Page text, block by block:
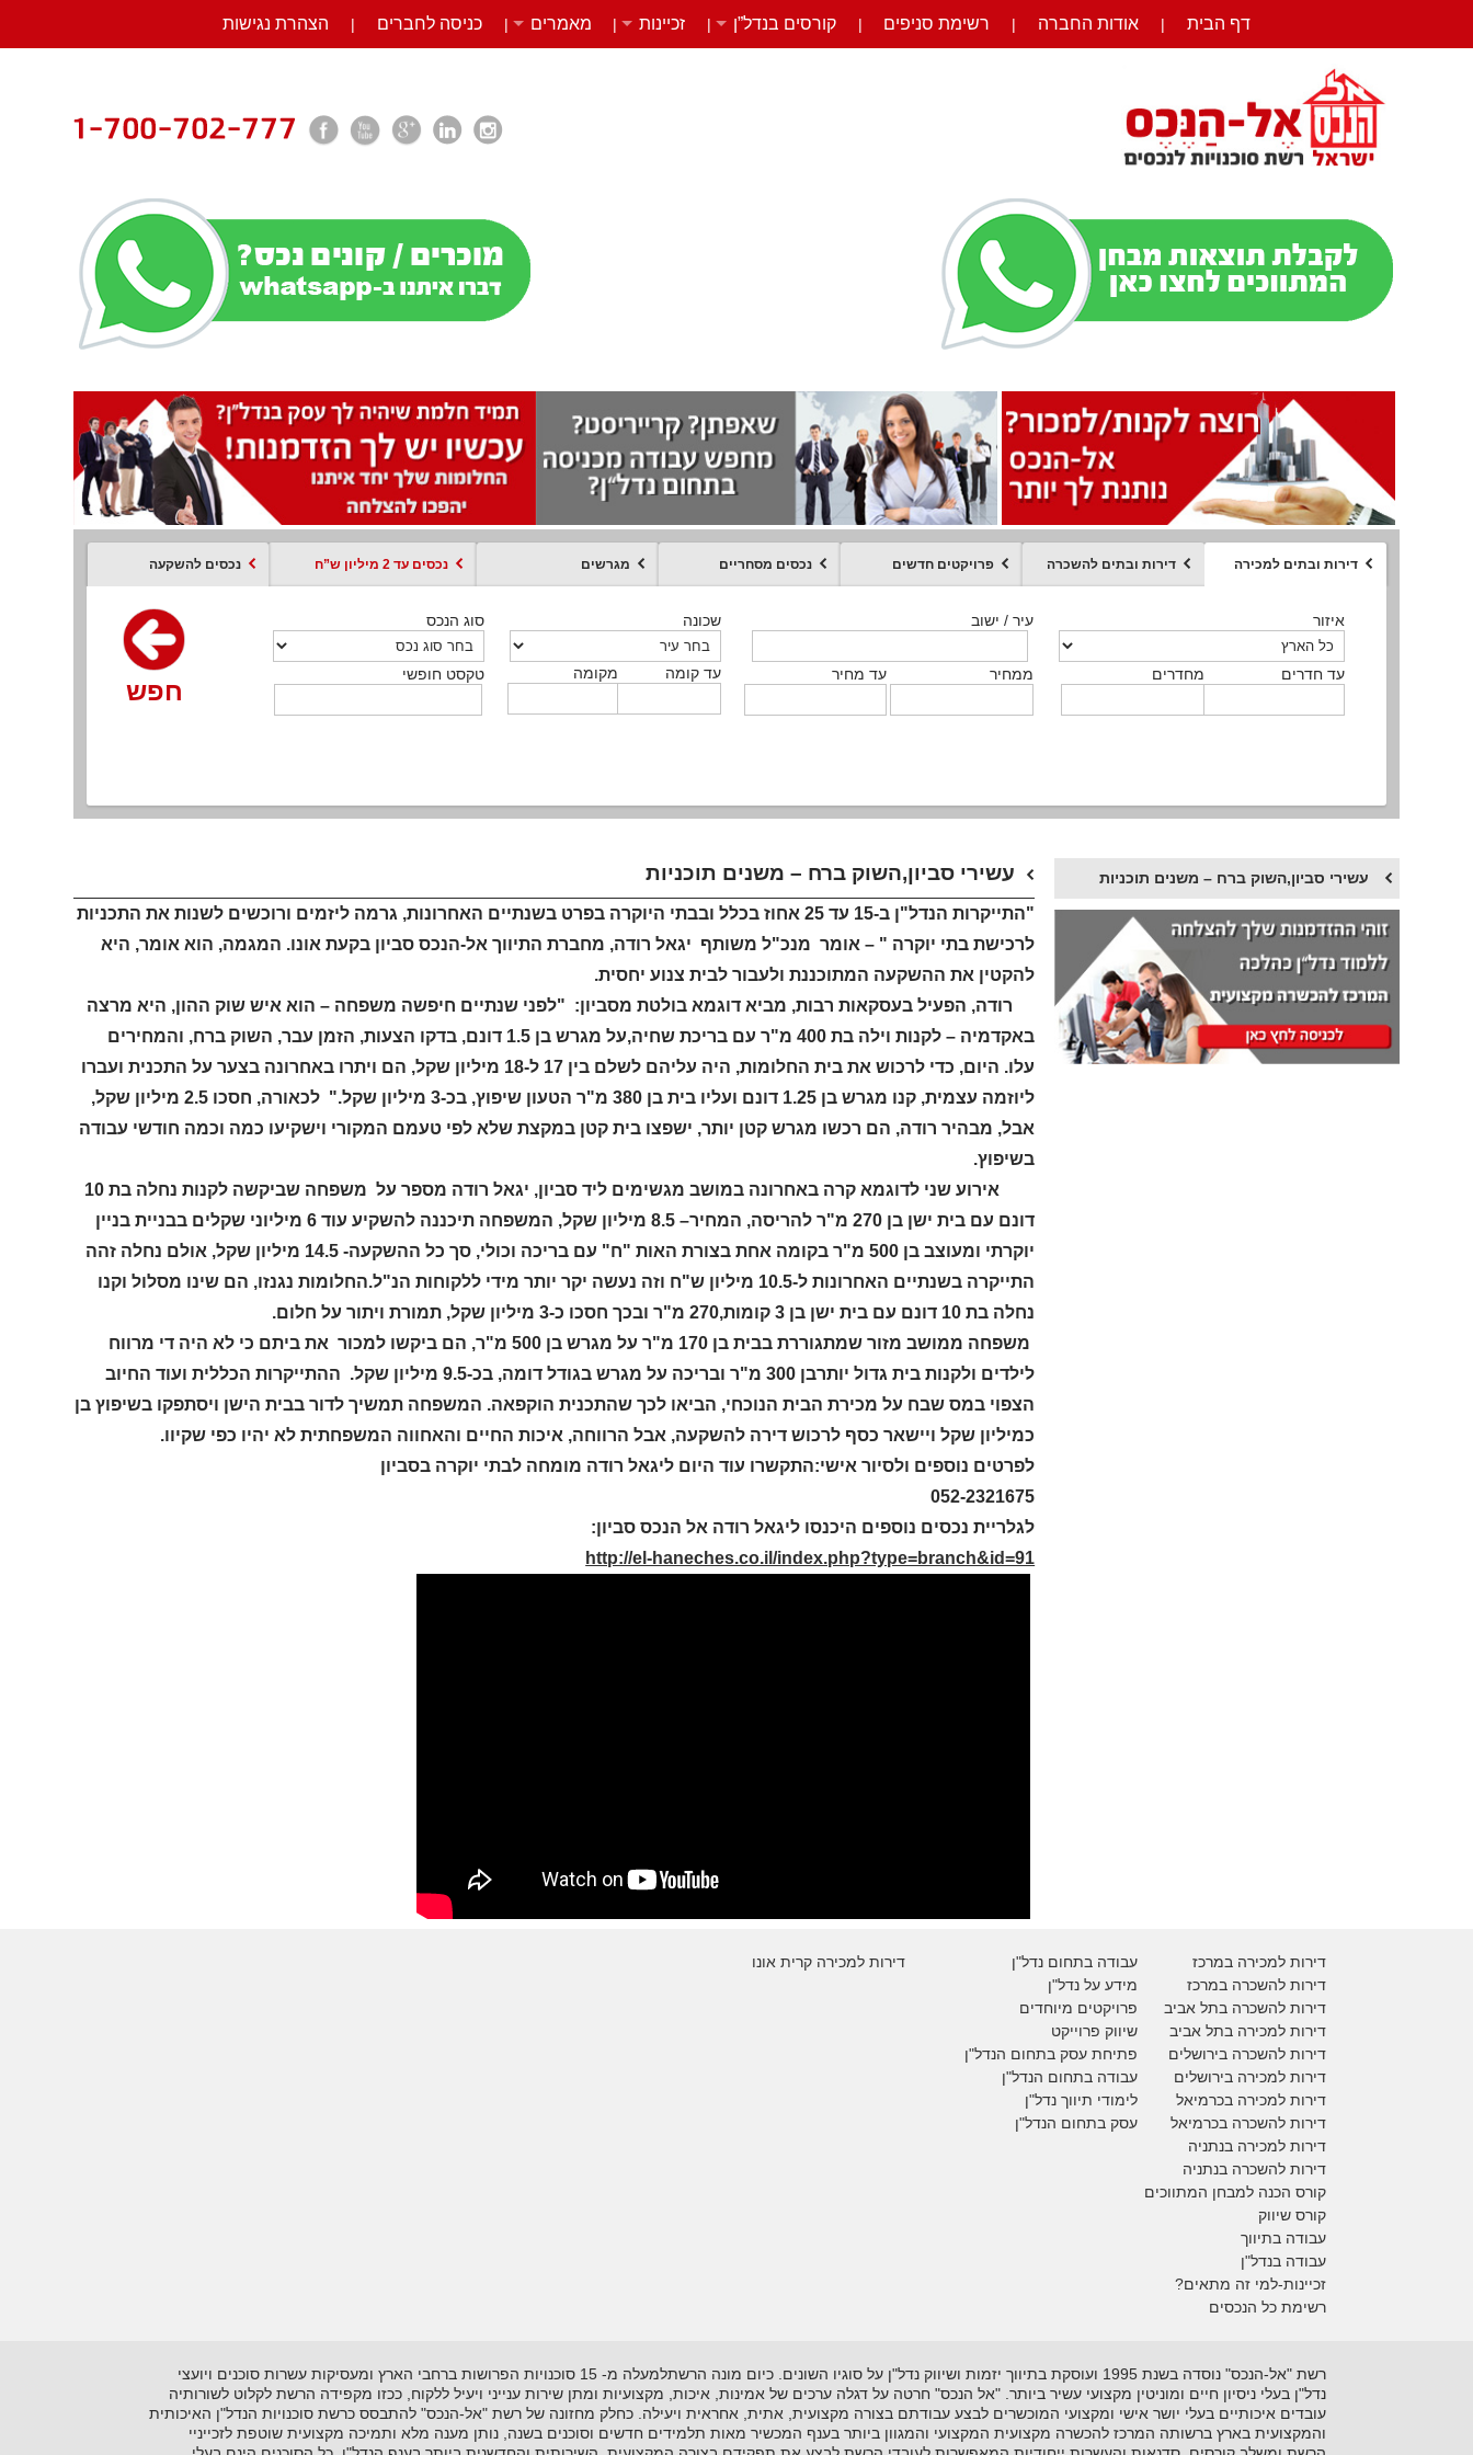
דף הבית | אודות החברה | רשימת סניפים | קורסים בנדל”ן | זכיינות | מאמרים | כניסה לחברים | הצהרת נגישות
דירות ובתים למכירה דירות ובתים להשכרה פרויקטים חדשים נכסים מסחריים מגרשים נכסים עד 2 מיליון ש”ח נכסים להשקעה
איזור
מחדרים עד חדרים
עיר / ישוב
ממחיר עד מחיר
שכונה
מקומה עד קומה
סוג הנכס
טקסט חופשי
חפש
איזור
מחדרים עד חדרים
עיר / ישוב
ממחיר עד מחיר
שכונה
מקומה עד קומה
סוג הנכס
טקסט חופשי
חפש
איזור
מחדרים עד חדרים
עיר / ישוב
ממחיר עד מחיר
שכונה
מקומה עד קומה
סוג הנכס
טקסט חופשי
חפש
איזור
סוג הנכס
עיר / ישוב
ממחיר עד מחיר
שכונה
מקומה עד קומה
סוג עסקה
טקסט חופשי
חפש
סוג הנכס ממחיר מקומה
חפש
איזור
מחדרים עד חדרים
עיר / ישוב
מקומה עד קומה
שכונה
טקסט חופשי
סוג הנכס
חפש
איזור
סוג הנכס
עיר / ישוב
ממחיר עד מחיר
שכונה
מקומה עד קומה
טקסט חופשי
חפש
עשירי סביון,השוק ברח – משנים תוכניות
"התייקרות הנדל"ן ב-15 עד 25 אחוז בכלל ובבתי היוקרה בפרט בשנתיים האחרונות, גרמה ליזמים ורוכשים לשנות את התכניות
לרכישת בתי יוקרה " – אומר מנכ"ל משותף יגאל רודה, מחברת התיווך אל-הנכס סביון בקעת אונו. המגמה, הוא אומר, היא
להקטין את ההשקעה המתוכננת ולעבור לבית צנוע יחסית.
רודה, הפעיל בעסקאות רבות, מביא דוגמא בולטת מסביון: "לפני שנתיים חיפשה משפחה – הוא איש שוק ההון, היא מרצה
באקדמיה – לקנות וילה בת 400 מ"ר עם בריכת שחיה,על מגרש בן 1.5 דונם, בדקו הצעות, הזמן עבר, השוק ברח, והמחירים
עלו. היום, כדי לרכוש את בית החלומות, היה עליהם לשלם בין 17 ל-18 מיליון שקל, הם ויתרו באחרונה בצער על התכנית ועברו
ליוזמה עצמית, קנו מגרש בן 1.25 דונם ועליו בית בן 380 מ"ר הטעון שיפוץ, בכ-3 מיליון שקל." לכאורה, חסכו 2.5 מיליון שקל,
אבל, מבהיר רודה, הם רכשו מגרש קטן יותר, ישפצו בית קטן במקצת שלא לפי טעמם המקורי וישקיעו כמה וכמה חודשי עבודה
בשיפוץ.
אירוע שני לדוגמא קרה באחרונה במושב מגשימים ליד סביון, יגאל רודה מספר על משפחה שביקשה לקנות נחלה בת 10
דונם עם בית ישן בן 270 מ"ר להריסה, המחיר– 8.5 מיליון שקל, המשפחה תיכננה להשקיע עוד 6 מיליוני שקלים בבניית בניין
יוקרתי ומעוצב בן 500 מ"ר בקומה אחת בצורת האות "ח" עם בריכה וכולי, סך כל ההשקעה- 14.5 מיליון שקל, אולם נחלה זהה
התייקרה בשנתיים האחרונות ל-10.5 מיליון ש"ח וזה נעשה יקר יותר מידי ללקוחות הנ"ל.החלומות נגנזו, הם שינו מסלול וקנו
נחלה בת 10 דונם עם בית ישן בן 3 קומות,270 מ"ר ובכך חסכו כ-3 מיליון שקל, תמורת ויתור על חלום.
משפחה ממושב מזור שמתגוררת בבית בן 170 מ"ר על מגרש בן 500 מ"ר, הם ביקשו למכור את ביתם כי לא היה די מרווח
לילדים ולקנות בית גדול יותרבן 300 מ"ר ובריכה על מגרש בגודל דומה, בכ-9.5 מיליון שקל. ההתייקרות הכללית ועוד החיוב
הצפוי במס שבח על מכירת הבית הנוכחי, הביאו לכך שהתכנית הוקפאה. המשפחה תמשיך לדור בבית הישן ויסתפקו בשיפוץ בן
כמיליון שקל ויישאר כסף לרכוש דירה להשקעה, אבל הרווחה, איכות החיים והאחווה המשפחתית לא יהיו כפי שקיוו.
לפרטים נוספים ולסיור אישי:התקשרו עוד היום ליגאל רודה מומחה לבתי יוקרה בסביון
052-2321675
לגלריית נכסים נוספים היכנסו ליגאל רודה אל הנכס סביון:
http://el-haneches.co.il/index.php?type=branch&id=91
עשירי סביון,השוק ברח – משנים תוכניות
דירות למכירה קרית אונו
דירות למכירה במרכז
דירות להשכרה במרכז
דירות להשכרה בתל אביב
דירות למכירה בתל אביב
דירות להשכרה בירושלים
דירות למכירה בירושלים
דירות למכירהבכרמיאל
דירות להשכרהבכרמיאל
דירות למכירה בנתניה
דירות להשכרה בנתניה
קורס הכנה למבחן המתווכים
קורס שיווק
עבודה בתיווך
עבודה בנדל"ן
זכיינות-למי זה מתאים?
עבודה בתחום נדל"ן
מידע על נדל"ן
פרויקטים מיוחדים
שיווק פרוייקט
פתיחת עסק בתחום הנדל"ן
עבודה בתחום הנדל"ן
לימודי תיווך נדל"ן
עסק בתחום הנדל"ן
רשימת כל הנכסים
רשת "אל-הנכס" נוסדה בשנת 1995 ועוסקת בתיווך יזמות ושיווק נדל"ן על סוגיו השונים. כיום מונה הרשתלמעלה מ- 15 סוכנויות הפרושות ברחבי הארץ ומעסיקות עשרות סוכנים ויועצי
נדל"ן בעלי ניסיון חיים ומוניטין מקצועי עשיר ביותר. "אל הנכס" חרטה על דגלה ערכים של אמינות, איכות, מקצועיות ומתן שירות ענייני ויעיל ללקוח, ככזו מקפידה הרשת לקלוט לשורותיה
עובדים איכותיים בעלי יושר אישי ומקצועי המוכשרים לבצע עבודתם בצורה מקצועית, אתית, אחראית ויעילה. כחלק מחזונה של רשת "אל-הנכס" להתבסס כרשת סוכנויות הנדל"ן האיכותית
והמקצועית בארץ ברשותה המרכז להכשרה מקצועית המקצועי והמגוון ביותר בענף המכשיר מאות תלמידים חדשים וסוכנים בשנה, נותן מענה מלא ותמיכה מקצועית שוטפת לזכייניי